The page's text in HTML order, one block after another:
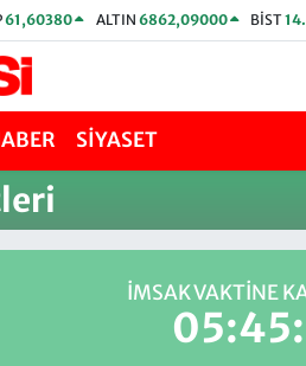
61,60380 ALTIN 6862,09000 BİST
SİYASET
İMSAK VAKTİNE